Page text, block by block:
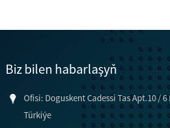
Biz bilen habarlaşyň
Ofisi: Doguskent Cadessi Tas Apt.10 /
Türkiýe